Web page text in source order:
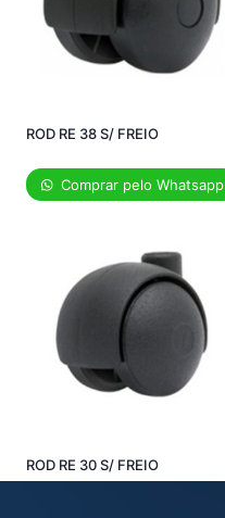
ROD RE 38 S/ FREIO
Comprar pelo Whatsapp
ROD RE 30 S/ FREIO